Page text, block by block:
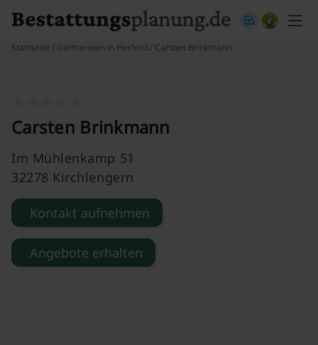
Startseite / Gärtnereien in Herford / Carsten Brinkmann
Carsten Brinkmann
Im Mühlenkamp 51
32278 Kirchlengern
Kontakt aufnehmen
Angebote erhalten